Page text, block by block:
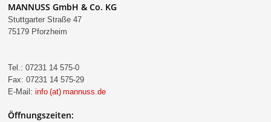
MANNUSS GmbH & Co. KG
Stuttgarter Straße 47
75179 Pforzheim
Tel.: 07231 14 575-0
Fax: 07231 14 575-29
E-Mail:info (at) mannuss.de
Öffnungszeiten: